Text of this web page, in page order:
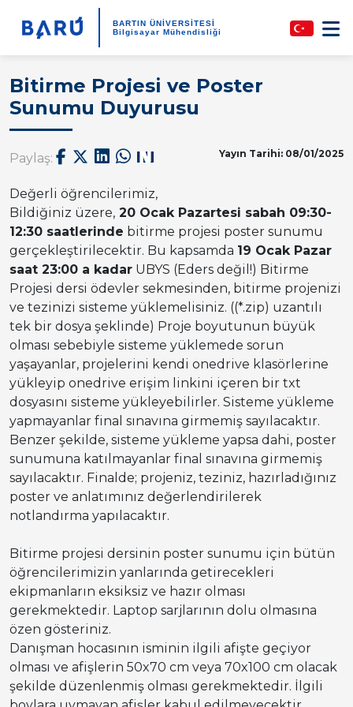
BARTIN ÜNİVERSİTESİ
Bilgisayar Mühendisliği
Bitirme Projesi ve Poster
Sunumu Duyurusu
Paylaş: Yayın Tarihi: 08/01/2025
Değerli öğrencilerimiz,
Bildiğiniz üzere, 20 Ocak Pazartesi sabah 09:30-
12:30 saatlerinde bitirme projesi poster sunumu
gerçekleştirilecektir. Bu kapsamda 19 Ocak Pazar
saat 23:00 a kadar UBYS (Eders değil!) Bitirme
Projesi dersi ödevler sekmesinden, bitirme projenizi
ve tezinizi sisteme yüklemelisiniz. ((*.zip) uzantılı
tek bir dosya şeklinde) Proje boyutunun büyük
olması sebebiyle sisteme yüklemede sorun
yaşayanlar, projelerini kendi onedrive klasörlerine
yükleyip onedrive erişim linkini içeren bir txt
dosyasını sisteme yükleyebilirler. Sisteme yükleme
yapmayanlar final sınavına girmemiş sayılacaktır.
Benzer şekilde, sisteme yükleme yapsa dahi, poster
sunumuna katılmayanlar final sınavına girmemiş
sayılacaktır. Finalde; projeniz, teziniz, hazırladığınız
poster ve anlatımınız değerlendirilerek
notlandırma yapılacaktır.
Bitirme projesi dersinin poster sunumu için bütün
öğrencilerimizin yanlarında getirecekleri
ekipmanların eksiksiz ve hazır olması
gerekmektedir. Laptop sarjlarının dolu olmasına
özen gösteriniz.
Danışman hocasının isminin ilgili afişte geçiyor
olması ve afişlerin 50x70 cm veya 70x100 cm olacak
şekilde düzenlenmiş olması gerekmektedir. İlgili